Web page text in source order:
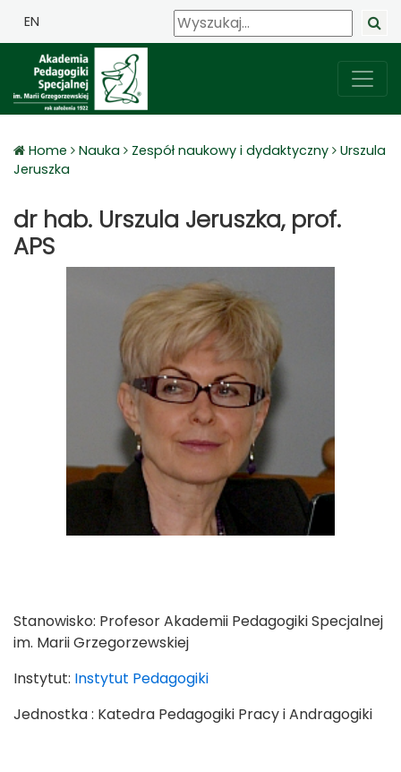
EN
Home Nauka Zespół naukowy i dydaktyczny
Urszula
Jeruszka
dr hab. Urszula Jeruszka, prof.
APS
Stanowisko: Profesor Akademii Pedagogiki Specjalnej
im. Marii Grzegorzewskiej
Instytut: Instytut Pedagogiki
Jednostka : Katedra Pedagogiki Pracy i Andragogiki